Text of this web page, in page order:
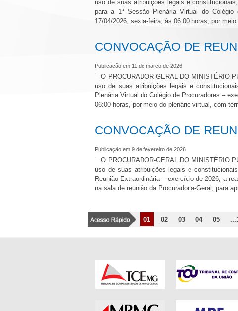
uso de suas atribuições legais e
para a 1ª Sessão Plenária Virtual do
17/04/2026, sexta-feira, às 06:00 horas, por
CONVOCAÇÃO DE
Publicação em 11 de março de 2026
O PROCURADOR-GERAL DO MINISTÉRIO
uso de suas atribuições legais e
Plenária Virtual do Colégio de Procuradores –
06:00 horas, por meio do plenário virtual, com
CONVOCAÇÃO DE
Publicação em 9 de fevereiro de 2026
O PROCURADOR-GERAL DO MINISTÉRIO
uso de suas atribuições legais e
Reunião Extraordinária – exercício de 2026, a
na sala de reunião da Procuradoria-Geral, para
01 02 03 04 05